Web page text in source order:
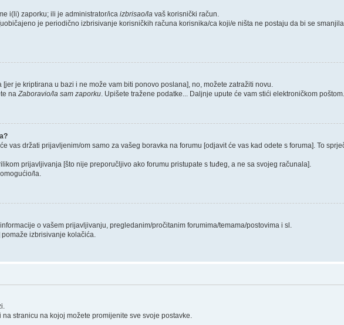
i(li) zaporku; ili je administrator/ica izbrisao/la vaš korisnički račun.
je periodično izbrisivanje korisničkih računa korisnika/ca koji/e ništa ne postaju da bi se
je kriptirana u bazi i ne može vam biti ponovo poslana], no, možete zatražiti novu.
naZaboravio/la sam zaporku. Upišete tražene podatke... Daljnje upute će vam stići elektroničkom poštom.
vas držati prijavljenim/om samo za vašeg boravka na forumu [odjavit će vas kad odete s foruma]. To
prijavljivanja [što nije preporučljivo ako forumu pristupate s tuđeg, a ne sa svojeg računala].
la.
o vašem prijavljivanju, pregledanim/pročitanim forumima/temama/postovima i sl.
izbrisivanje kolačića.
na stranicu na kojoj možete promijenite sve svoje postavke.